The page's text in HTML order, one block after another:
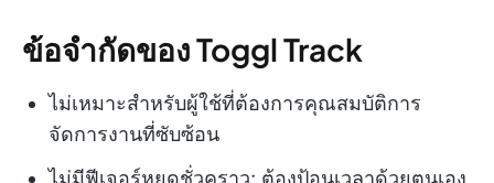
ข้อจำกัดของ Toggl Track
ไม่เหมาะสำหรับผู้ใช้ที่ต้องการคุณสมบัติการ
จัดการงานที่ซับซ้อน
ไม่มีฟีเจอร์หยุดชั่วคราว; ต้องป้อนเวลาด้วยตนเอง